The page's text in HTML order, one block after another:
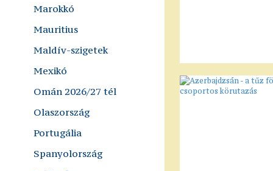
Marokkó
Mauritius
Maldív-szigetek
Mexikó
Omán 2026/27 tél
Olaszország
Portugália
Spanyolország